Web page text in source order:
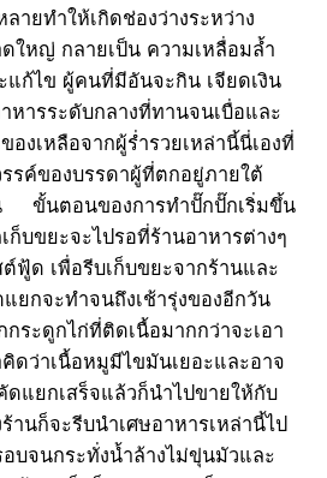
ายทำให้เกิดช่องว่างระหว่าง
ใหญ่ กลายเป็น ความเหลื่อมล้ำ
แก้ไข ผู้คนที่มีอันจะกิน เจียดเงิน
หารระดับกลางที่ทานจนเบื่อและ
งเหลือจากผู้ร่ำรวยเหล่านี้นี่เองที่
รค์ของบรรดาผู้ที่ตกอยู่ภายใต้
ขั้นตอนของการทำปั๊กปั๊กเริ่มขึ้น
ก็บขยะจะไปรอที่ร้านอาหารต่างๆ
ฟู้ด เพื่อรีบเก็บขยะจากร้านและ
กจะทำจนถึงเช้ารุ่งของอีกวัน
ระดูกไก่ที่ติดเนื้อมากกว่าจะเอา
ดว่าเนื้อหมูมีไขมันเยอะและอาจ
แยกเสร็จแล้วก็นำไปขายให้กับ
านก็จะรีบนำเศษอาหารเหล่านี้ไป
อบจนกระทั่งน้ำล้างไม่ขุ่นมัวและ